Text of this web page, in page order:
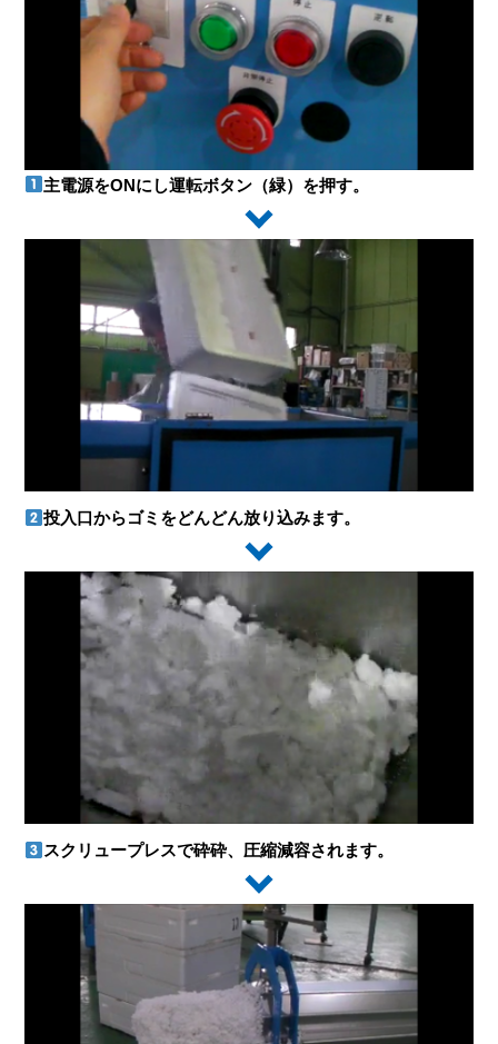
主電源をONにし運転ボタン（緑）を押す。
投入口からゴミをどんどん放り込みます。
スクリュープレスで砕砕、圧縮減容されます。